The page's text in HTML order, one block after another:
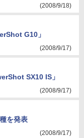
(2008/9/18)
G10」
(2008/9/17)
SX10 IS」
(2008/9/17)
を発表
(2008/9/17)